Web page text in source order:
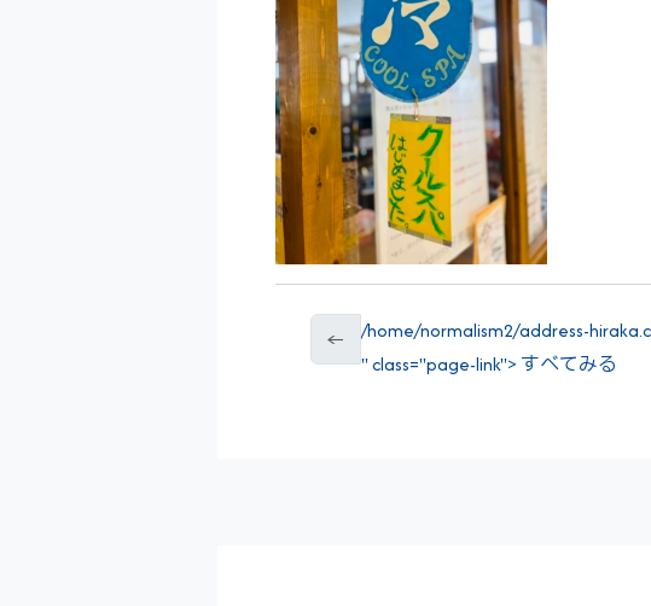
← /home/normalism2/address-
" class="page-link"> すべてみる